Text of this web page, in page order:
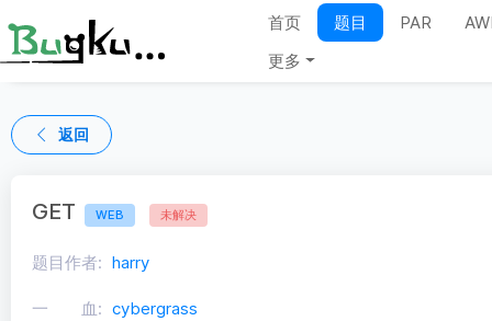
首页 题目 PAR
更多
返回
GET WEB 未解决
题目作者: harry
一 血: cybergrass